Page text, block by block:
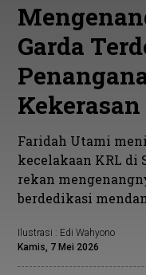
Garda
Kekerasan
Faridah Utami
kecelakaan KRL di
rekan
berdedikasi
Ilustrasi : Edi Wahyono
Kamis, 7 Mei 2026